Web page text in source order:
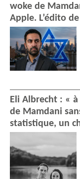
woke de
Apple. L’édito
Eli Albrecht : «
de Mamdani
statistique, un